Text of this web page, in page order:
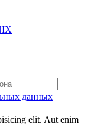
данных
elit. Aut enim